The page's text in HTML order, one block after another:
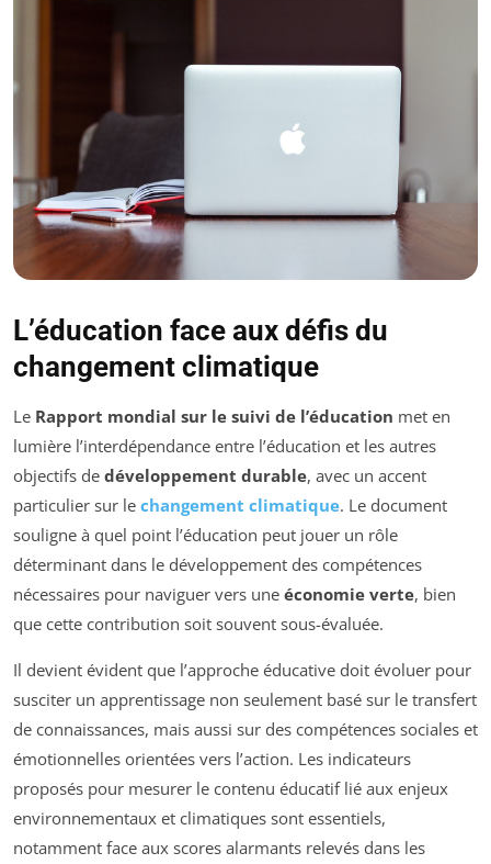
L’éducation face aux défis du
changement climatique
Le Rapport mondial sur le suivi de l’éducation met en
lumière l’interdépendance entre l’éducation et les autres
objectifs de développement durable, avec un accent
particulier sur le changement climatique. Le document
souligne à quel point l’éducation peut jouer un rôle
déterminant dans le développement des compétences
nécessaires pour naviguer vers une économie verte, bien
que cette contribution soit souvent sous-évaluée.
Il devient évident que l’approche éducative doit évoluer pour
susciter un apprentissage non seulement basé sur le transfert
de connaissances, mais aussi sur des compétences sociales et
émotionnelles orientées vers l’action. Les indicateurs
proposés pour mesurer le contenu éducatif lié aux enjeux
environnementaux et climatiques sont essentiels,
notamment face aux scores alarmants relevés dans les